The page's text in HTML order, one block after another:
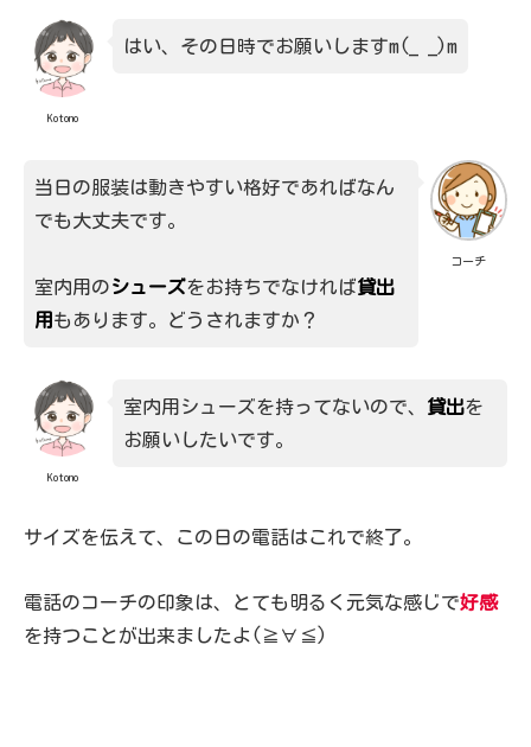
Kotono
はい、その日時でお願いしますm(_ _)m
コーチ
当日の服装は動きやすい格好であればなん
でも大丈夫です。
室内用のシューズをお持ちでなければ貸出
用 もあります。どうされますか？
Kotono
室内用シューズを持ってないので、 貸出を
お願いしたいです。
サイズを伝えて、この日の電話はこれで終了。
電話のコーチの印象は、とても明るく元気な感じで好感
を持つことが出来ましたよ(≧∀≦)